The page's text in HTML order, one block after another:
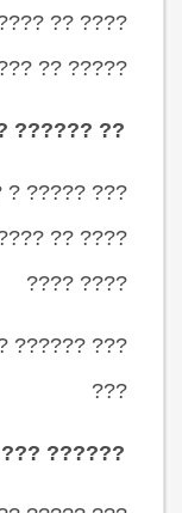
?? ????? ??
?? ???? ???
???? ???
? ?? ????
?????
???? ????
????? ????
???
???: